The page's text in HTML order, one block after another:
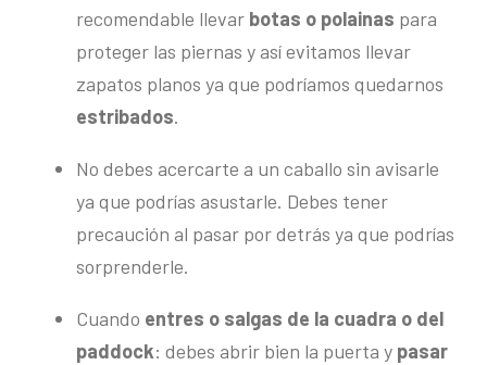
recomendable llevar botas o polainas para
proteger las piernas y así evitamos llevar
zapatos planos ya que podríamos quedarnos
estribados.
No debes acercarte a un caballo sin avisarle
ya que podrías asustarle. Debes tener
precaución al pasar por detrás ya que podrías
sorprenderle.
Cuando entres o salgas de la cuadra o del
paddock: debes abrir bien la puerta y pasar